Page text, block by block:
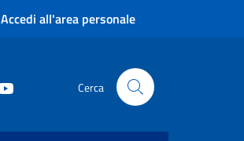
Accedi all'area personale
Cerca